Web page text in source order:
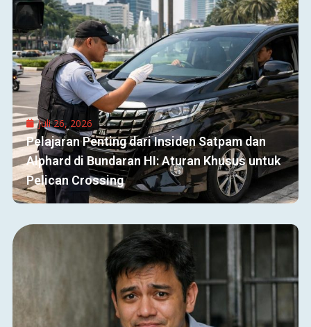
Juli 26, 2026
Pelajaran Penting dari Insiden Satpam dan
Alphard di Bundaran HI: Aturan Khusus untuk
Pelican Crossing